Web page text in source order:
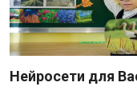
Нейросети для